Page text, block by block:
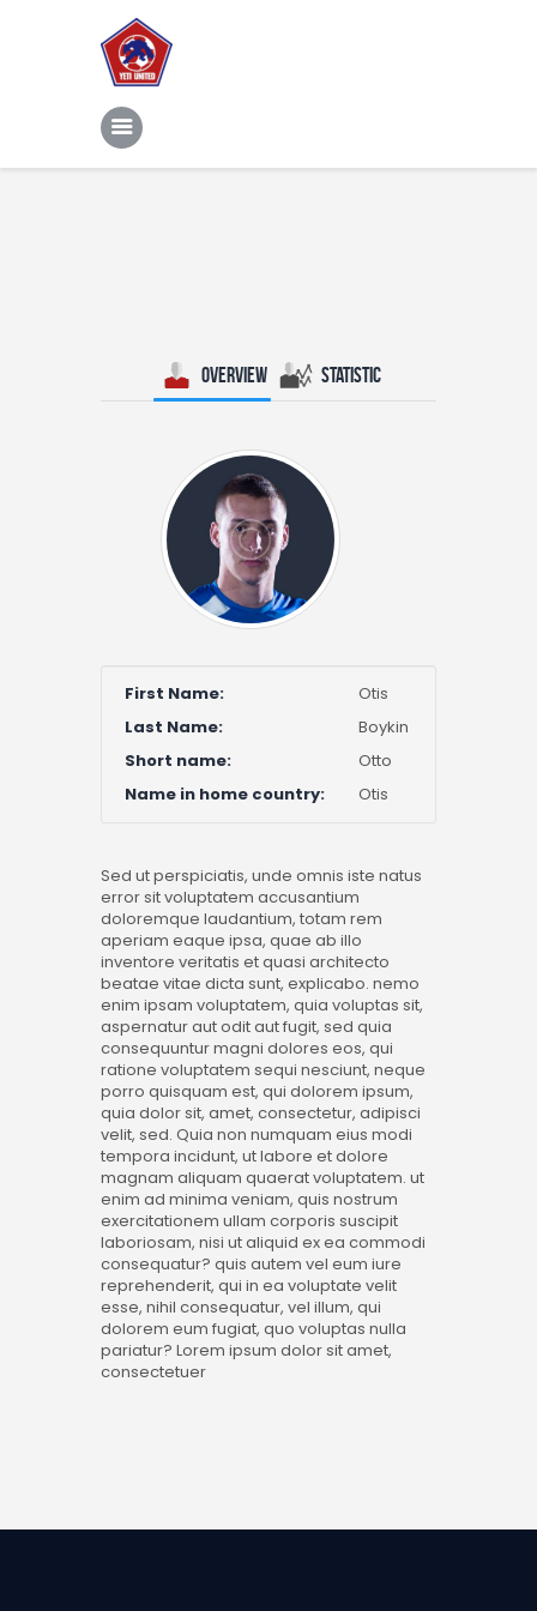
Home
Features
News
Contacts
Overview Statistic
First Name:
Otis
Last Name:
Boykin
Short name:
Otto
Name in home country:
Otis
Sed ut perspiciatis, unde omnis iste natus
error sit voluptatem accusantium
doloremque laudantium, totam rem
aperiam eaque ipsa, quae ab illo
inventore veritatis et quasi architecto
beatae vitae dicta sunt, explicabo. nemo
enim ipsam voluptatem, quia voluptas sit,
aspernatur aut odit aut fugit, sed quia
consequuntur magni dolores eos, qui
ratione voluptatem sequi nesciunt, neque
porro quisquam est, qui dolorem ipsum,
quia dolor sit, amet, consectetur, adipisci
velit, sed. Quia non numquam eius modi
tempora incidunt, ut labore et dolore
magnam aliquam quaerat voluptatem. ut
enim ad minima veniam, quis nostrum
exercitationem ullam corporis suscipit
laboriosam, nisi ut aliquid ex ea commodi
consequatur? quis autem vel eum iure
reprehenderit, qui in ea voluptate velit
esse, nihil consequatur, vel illum, qui
dolorem eum fugiat, quo voluptas nulla
pariatur? Lorem ipsum dolor sit amet,
consectetuer